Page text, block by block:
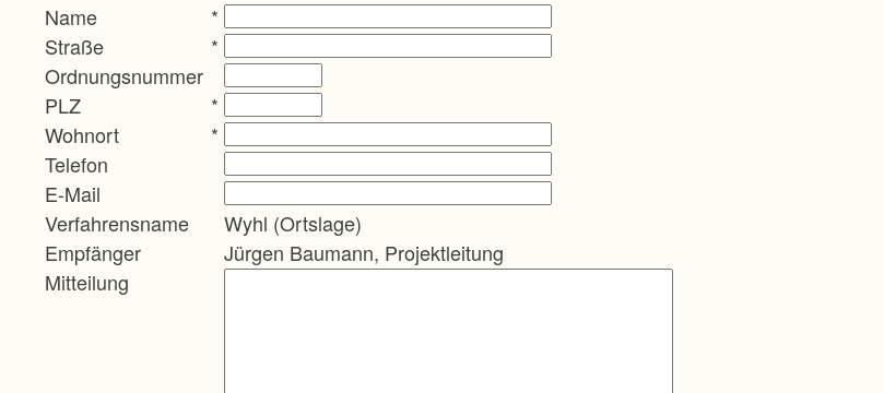
Name
*
Straße
*
Ordnungsnummer
PLZ
*
Wohnort
*
Telefon
E-Mail
Verfahrensname
Wyhl (Ortslage)
Empfänger
Jürgen Baumann, Projektleitung
Mitteilung